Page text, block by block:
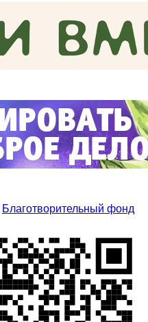
Благотворительный фонд